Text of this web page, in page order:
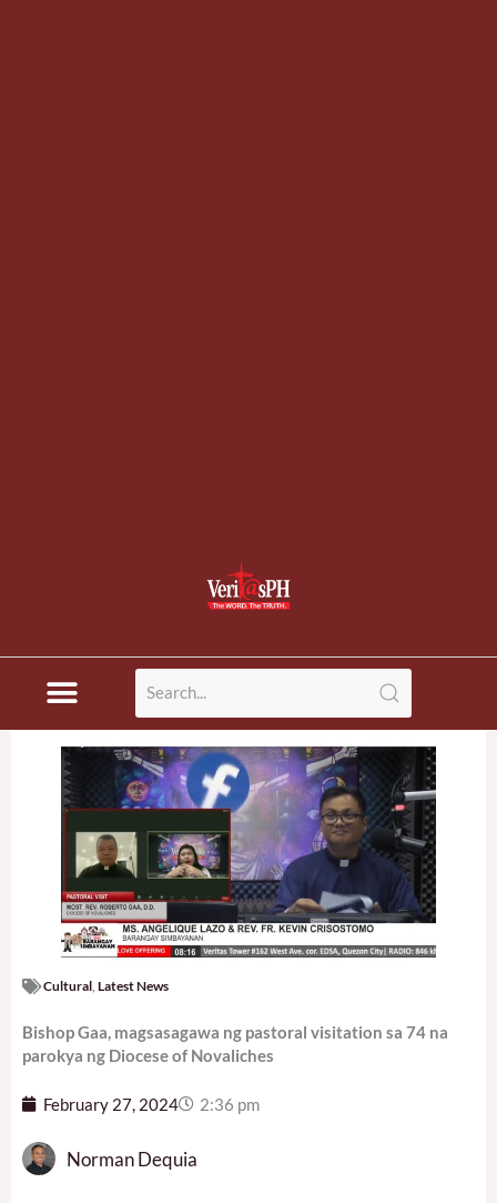
Cultural Latest News
Bishop Gaa, magsasagawa ng pastoral visitation sa 74 na
parokya ng Diocese of Novaliches
February 27, 2024 2:36 pm
Norman Dequia